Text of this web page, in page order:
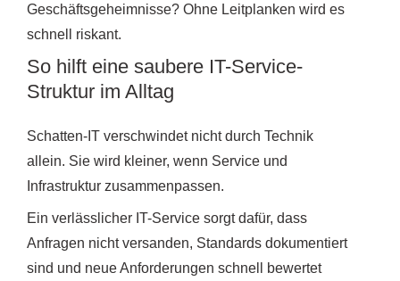
Geschäftsgeheimnisse? Ohne Leitplanken wird es
schnell riskant.
So hilft eine saubere IT-Service-
Struktur im Alltag
Schatten-IT verschwindet nicht durch Technik
allein. Sie wird kleiner, wenn Service und
Infrastruktur zusammenpassen.
Ein verlässlicher IT-Service sorgt dafür, dass
Anfragen nicht versanden, Standards dokumentiert
sind und neue Anforderungen schnell bewertet